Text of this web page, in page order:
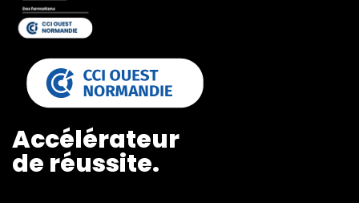
Accélérateur
de réussite.